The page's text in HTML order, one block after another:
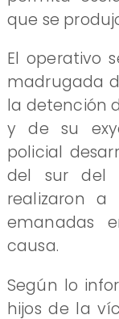
que se
El operativo
madrugada
la detención
y de su
policial
del sur del
realizaron a
emanadas
causa.
Según lo
hijos de la